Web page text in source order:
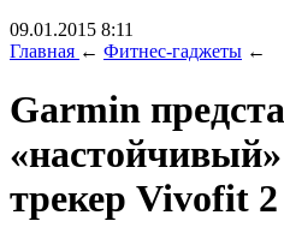
09.01.2015 8:11
Главная ← Фитнес-гаджеты ←
Garmin
трекер Vivofit 2